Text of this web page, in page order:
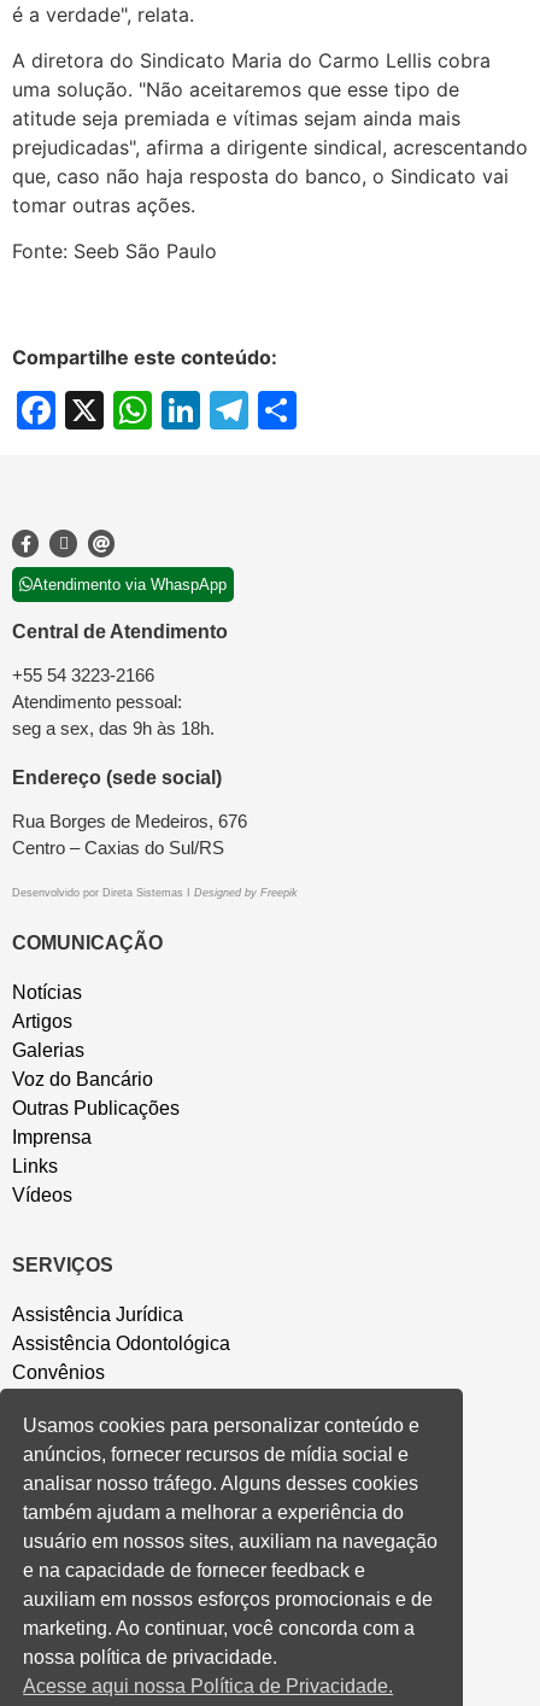
é a verdade", relata.
A diretora do Sindicato Maria do Carmo Lellis cobra
uma solução. "Não aceitaremos que esse tipo de
atitude seja premiada e vítimas sejam ainda mais
prejudicadas", afirma a dirigente sindical, acrescentando
que, caso não haja resposta do banco, o Sindicato vai
tomar outras ações.
Fonte: Seeb São Paulo
Compartilhe este conteúdo:
Facebook
X WhatsApp
LinkedIn
Telegram
Atendimento via WhaspApp
Central de Atendimento
+55 54 3223-2166
Atendimento pessoal:
seg a sex, das 9h às 18h.
Endereço (sede social)
Rua Borges de Medeiros, 676
Centro – Caxias do Sul/RS
Desenvolvido por Direta Sistemas Designed by Freepik
COMUNICAÇÃO
Notícias
Artigos
Galerias
Voz do Bancário
Outras Publicações
Imprensa
Links
Vídeos
SERVIÇOS
Assistência Jurídica
Assistência Odontológica
Convênios
Salão de Festa
Política de Privacidade
CONVENÇÃO COLETIVA E ACORDOS
Convenções Coletivas
Banco do Brasil
Caixa Econômica Federal
Banrisul
Privados
Usamos cookies para personalizar conteúdo e
anúncios, fornecer recursos de mídia social e
analisar nosso tráfego. Alguns desses cookies
também ajudam a melhorar a experiência do
usuário em nossos sites, auxiliam na navegação
e na capacidade de fornecer feedback e
auxiliam em nossos esforços promocionais e de
marketing. Ao continuar, você concorda com a
nossa política de privacidade.
Acesse aqui nossa Política de Privacidade.